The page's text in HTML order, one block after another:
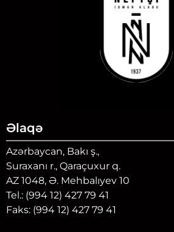
Əlaqə
Azərbaycan, Bakı ş.,
Suraxanı r., Qaraçuxur q.
AZ 1048, Ə. Mehbalıyev 10
Tel.: (994 12) 427 79 41
Faks: (994 12) 427 79 41